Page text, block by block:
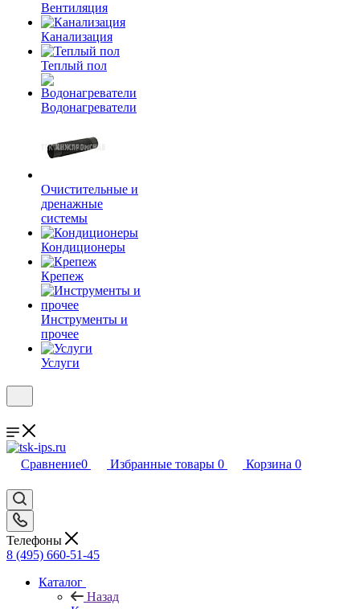
Вентиляция
Канализация
Теплый пол
Водонагреватели
Очистительные и
дренажные
системы
Кондиционеры
Крепеж
Инструменты и
прочее
Услуги
Сравнение0 Избранные товары 0 Корзина 0
Телефоны
8 (495) 660-51-45
Каталог
Назад